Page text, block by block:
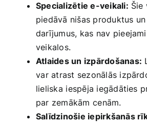
Specializētie e-veikali: Šie
‌piedāvā nišas produktus
darījumus, kas nav⁢
veikalos.
Atlaides un izpārdošanas:
⁤var atrast​ sezonālās
lieliska⁤ iespēja iegādāties
par zemākām ⁣cenām.
Salīdzinošie iepirkšanās